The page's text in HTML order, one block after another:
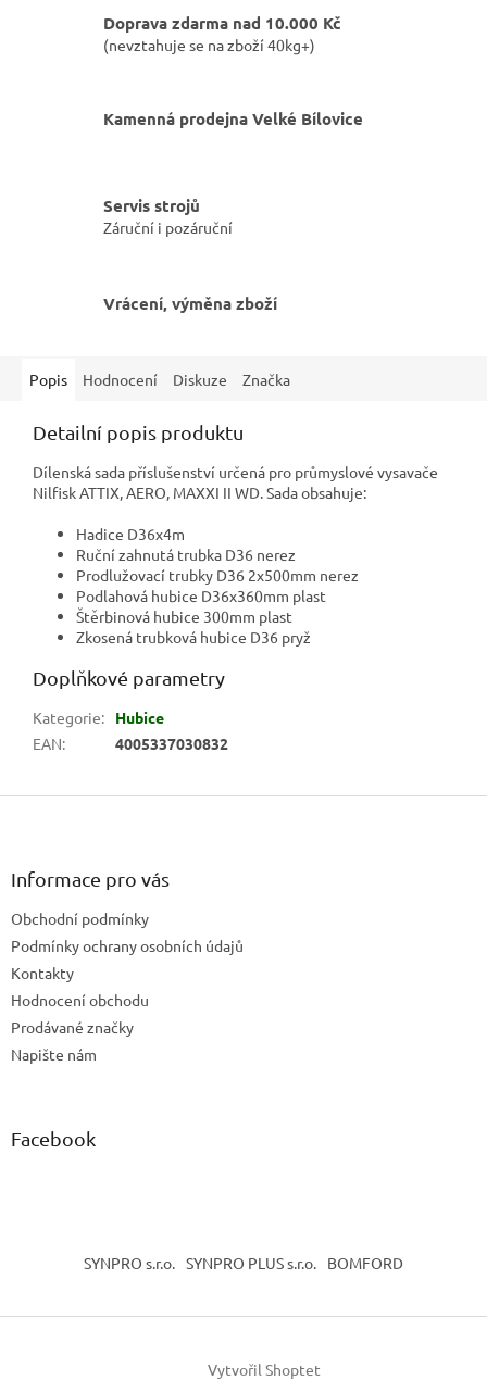
Doprava zdarma nad 10.000 Kč
(nevztahuje se na zboží 40kg+)
Kamenná prodejna Velké Bílovice
Servis strojů
Záruční i pozáruční
Vrácení, výměna zboží
Popis Hodnocení Diskuze Značka
Detailní popis produktu
Dílenská sada příslušenství určená pro průmyslové vysavače
Nilfisk ATTIX, AERO, MAXXI II WD. Sada obsahuje:
Hadice D36x4m
Ruční zahnutá trubka D36 nerez
Prodlužovací trubky D36 2x500mm nerez
Podlahová hubice D36x360mm plast
Štěrbinová hubice 300mm plast
Zkosená trubková hubice D36 pryž
Doplňkové parametry
Kategorie:
Hubice
EAN: 4005337030832
Z
Informace pro vás
Obchodní podmínky
Podmínky ochrany osobních údajů
Kontakty
Hodnocení obchodu
Prodávané značky
Napište nám
Facebook
SYNPRO s.r.o. SYNPRO PLUS s.r.o. BOMFORD
Vytvořil Shoptet